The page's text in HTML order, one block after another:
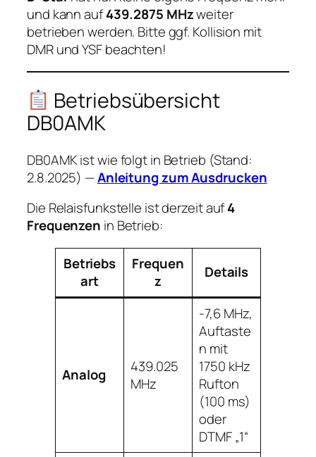
und kann auf439.2875 MHzweiter
betrieben werden. Bitte ggf. Kollision mit
DMR und YSF beachten!
Betriebsübersicht
DB0AMK
DB0AMK ist wie folgt in Betrieb (Stand:
2.8.2025) —Anleitung zum Ausdrucken
Die Relaisfunkstelle ist derzeit auf4
Frequenzen in Betrieb:
Betriebs
art
Frequen
z
Details
Analog
439.025
MHz
-7,6 MHz,
Auftaste
n mit
1750 kHz
Rufton
(100 ms)
oder
DTMF „1“